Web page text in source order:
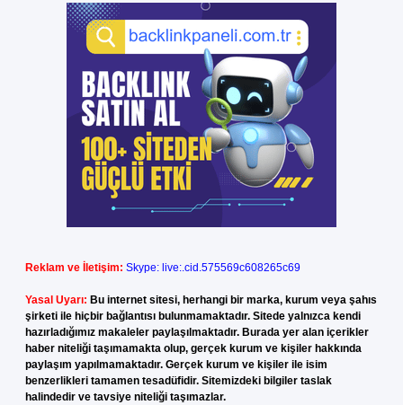
Reklam ve İletişim: Skype: live:.cid.575569c608265c69
Yasal Uyarı: Bu internet sitesi, herhangi bir marka, kurum veya şahıs
şirketi ile hiçbir bağlantısı bulunmamaktadır. Sitede yalnızca kendi
hazırladığımız makaleler paylaşılmaktadır. Burada yer alan içerikler
haber niteliği taşımamakta olup, gerçek kurum ve kişiler hakkında
paylaşım yapılmamaktadır. Gerçek kurum ve kişiler ile isim
benzerlikleri tamamen tesadüfidir. Sitemizdeki bilgiler taslak
halindedir ve tavsiye niteliği taşımazlar.